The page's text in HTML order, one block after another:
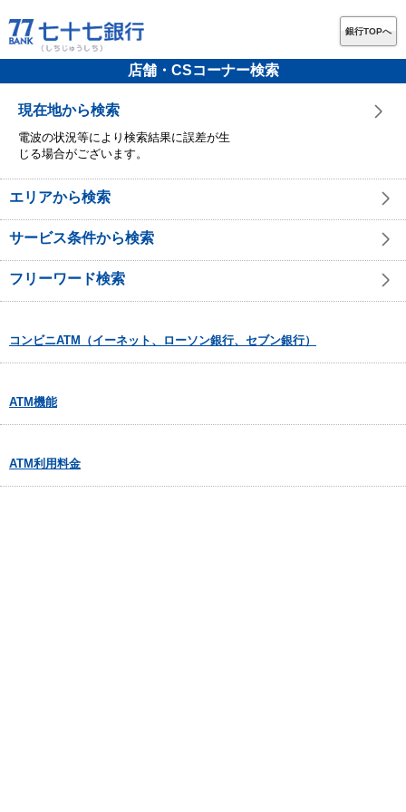
銀行TOPへ
店舗・CSコーナー検索
現在地から検索
電波の状況等により検索結果に誤差が生
じる場合がございます。
エリアから検索
サービス条件から検索
フリーワード検索
コンビニATM（イーネット、ローソン銀行、セブン銀行）
ATM機能
ATM利用料金